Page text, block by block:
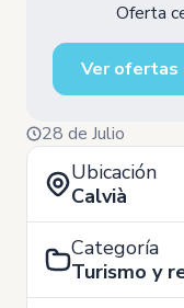
Oferta
Ver ofertas
28 de Julio
Ubicación
Calvià
Categoría
Turismo y